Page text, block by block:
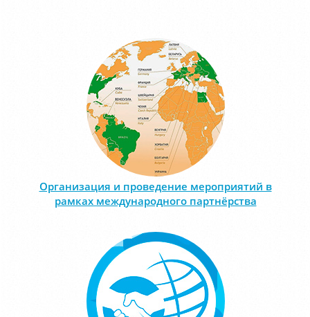
Организация и проведение мероприятий в
рамках международного партнёрства